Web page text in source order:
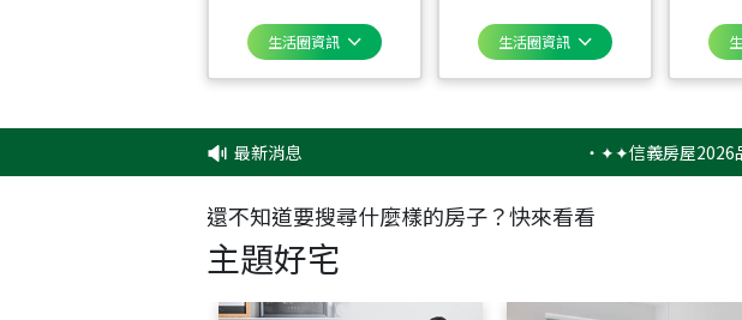
生活圈資訊 生活圈資訊
最新消息 ✦✦信義房屋2026品牌形
還不知道要搜尋什麼樣的房子？快來看看
主題好宅